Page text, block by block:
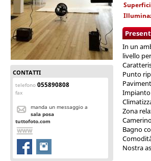
CONTATTI
telefono 055890808
fax
manda un messaggio a
sala posa
tuttofoto.com
In un
livello
Punto
Zona
Bagno
Nostra